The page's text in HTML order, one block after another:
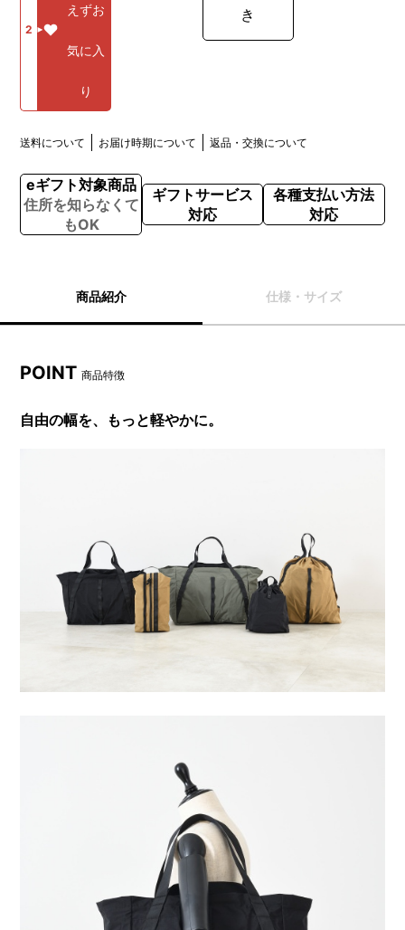
2
えずお
気に入
り
き
送料について お届け時期について 返品・交換について
eギフト対象商品
住所を知らなくて
もOK
ギフトサービス
対応
各種支払い方法
対応
商品紹介 仕様・サイズ
POINT商品特徴
自由の幅を、もっと軽やかに。